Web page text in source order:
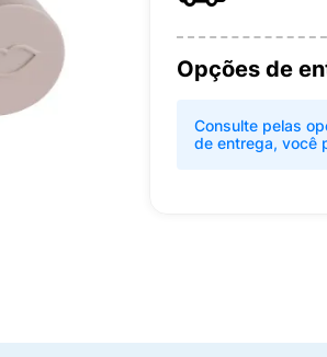
Opções de
Consulte pelas
de entrega, você